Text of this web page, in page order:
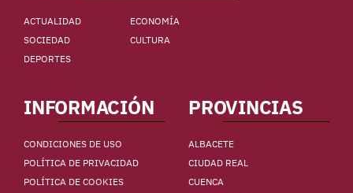
ACTUALIDAD
ECONOMÍA
SOCIEDAD
CULTURA
DEPORTES
INFORMACIÓN
CONDICIONES DE USO
POLÍTICA DE PRIVACIDAD
POLÍTICA DE COOKIES
PROVINCIAS
ALBACETE
CIUDAD REAL
CUENCA